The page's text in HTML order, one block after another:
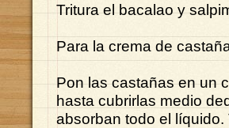
Tritura el bacalao y
Para la crema de
Pon las castañas en un
hasta cubrirlas medio
absorban todo el líquido.